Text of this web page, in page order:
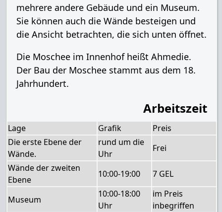
mehrere andere Gebäude und ein Museum.
Sie können auch die Wände besteigen und
die Ansicht betrachten, die sich unten öffnet.
Die Moschee im Innenhof heißt Ahmedie.
Der Bau der Moschee stammt aus dem 18.
Jahrhundert.
Arbeitszeit
Lage Grafik
Preis
Die erste Ebene der
Wände.
rund um die
Uhr
Frei
Wände der zweiten
Ebene
10:00-19:00 7 GEL
Museum
10:00-18:00
Uhr
im Preis
inbegriffen